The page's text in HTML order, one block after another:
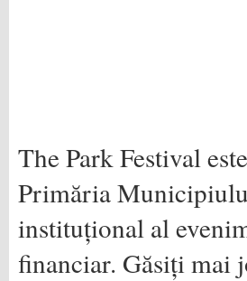
The Park Festival
Primăria
instituțional al
financiar. Găsiți mai